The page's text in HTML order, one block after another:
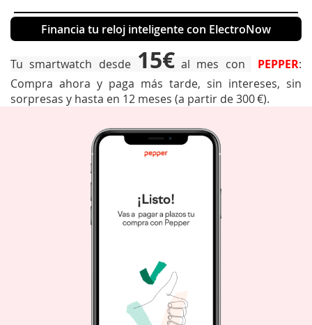
Financia tu reloj inteligente con ElectroNow
Tu smartwatch desde 15€al mes con PEPPER:
Compra ahora y paga más tarde, sin intereses, sin
sorpresas y hasta en 12 meses (a partir de 300 €).